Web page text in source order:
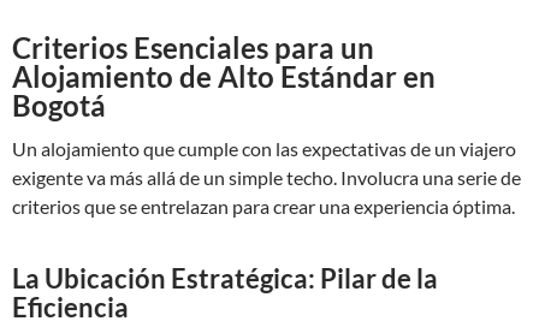
Criterios Esenciales para un
Alojamiento de Alto Estándar en
Bogotá
Un alojamiento que cumple con las expectativas de un viajero
exigente va más allá de un simple techo. Involucra una serie de
criterios que se entrelazan para crear una experiencia óptima.
La Ubicación Estratégica: Pilar de la
Eficiencia